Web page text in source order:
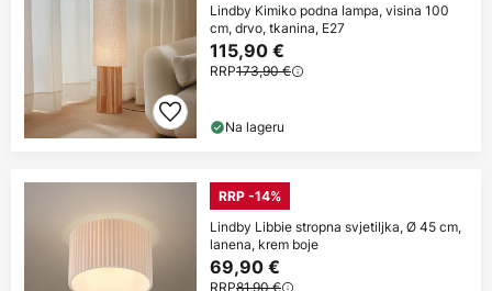
Lindby Kimiko podna lampa, visina 100
cm, drvo, tkanina, E27
115,90 €
RRP173,90 €
Na lageru
RRP -14%
Lindby Libbie stropna svjetiljka, Ø 45 cm,
lanena, krem boje
69,90 €